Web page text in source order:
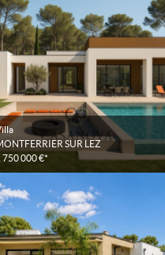
SUR LEZ
750 000 €*